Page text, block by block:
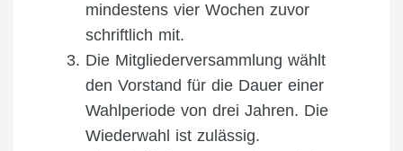
mindestens vier Wochen zuvor
schriftlich mit.
Die Mitgliederversammlung wählt
den Vorstand für die Dauer einer
Wahlperiode von drei Jahren. Die
Wiederwahl ist zulässig.